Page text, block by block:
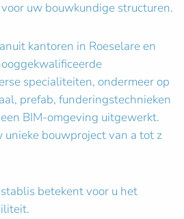
uw bouwkundige structuren.
kantoren in Roeselare en
specialiteiten, ondermeer op
prefab, funderingstechnieken
BIM-omgeving uitgewerkt.
bouwproject van a tot z
betekent voor u het